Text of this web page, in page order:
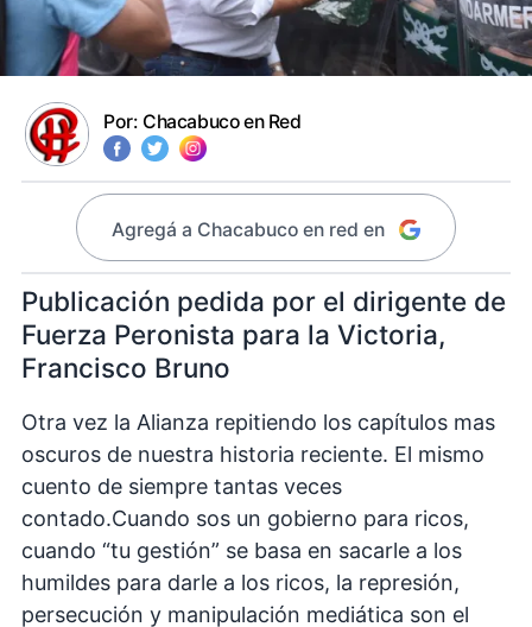
Por: Chacabuco en Red
Agregá a Chacabuco en red en
Publicación pedida por el dirigente de
Fuerza Peronista para la Victoria,
Francisco Bruno
Otra vez la Alianza repitiendo los capítulos mas
oscuros de nuestra historia reciente. El mismo
cuento de siempre tantas veces
contado.Cuando sos un gobierno para ricos,
cuando “tu gestión” se basa en sacarle a los
humildes para darle a los ricos, la represión,
persecución y manipulación mediática son el